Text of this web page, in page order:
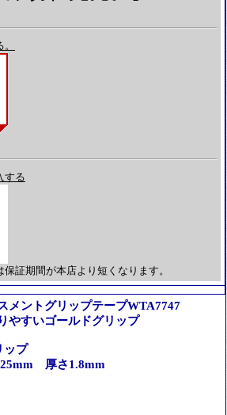
する
証期間が本店より短くなります。
メントグリップテープWTA7747
やすいゴールドグリップ
ップ
25mm 厚さ1.8mm